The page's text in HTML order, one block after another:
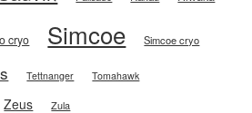
cryo Simcoe Simcoe cryo
Tettnanger Tomahawk
Zeus Zula